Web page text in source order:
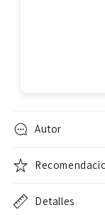
Autor
Detalles